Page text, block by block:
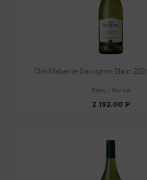
Clos Malverne Sauvignon Blanc
Вино / белое
2 192.00 ₽